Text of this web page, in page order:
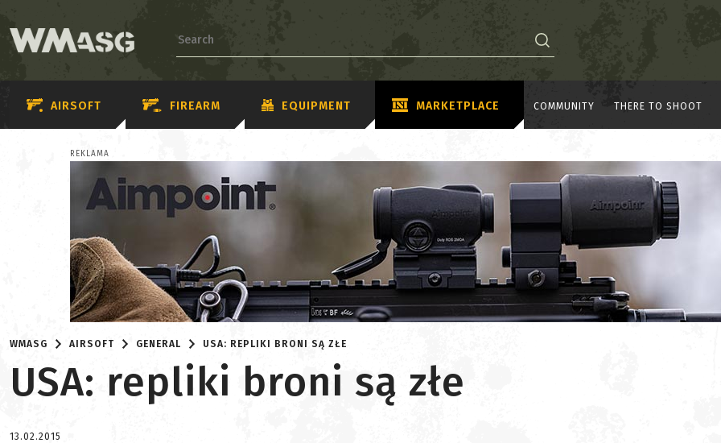
AIRSOFT FIREARM EQUIPMENT MARKETPLACE COMMUNITY THERE TO SHOOT
REKLAMA
WMASG AIRSOFT GENERAL USA: REPLIKI BRONI SĄ ZŁE
USA: repliki broni są złe
13.02.2015